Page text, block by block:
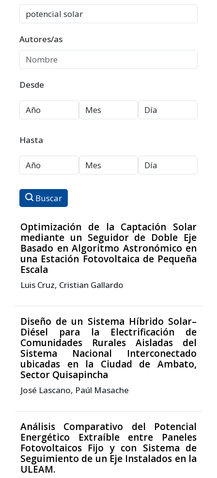
Autores/as
Desde
Hasta
Buscar
Optimización de la Captación Solar
mediante un Seguidor de Doble Eje
Basado en Algoritmo Astronómico en
una Estación Fotovoltaica de Pequeña
Escala
Luis Cruz, Cristian Gallardo
Diseño de un Sistema Híbrido Solar–
Diésel para la Electrificación de
Comunidades Rurales Aisladas del
Sistema Nacional Interconectado
ubicadas en la Ciudad de Ambato,
Sector Quisapincha
José Lascano, Paúl Masache
Análisis Comparativo del Potencial
Energético Extraíble entre Paneles
Fotovoltaicos Fijo y con Sistema de
Seguimiento de un Eje Instalados en la
ULEAM.